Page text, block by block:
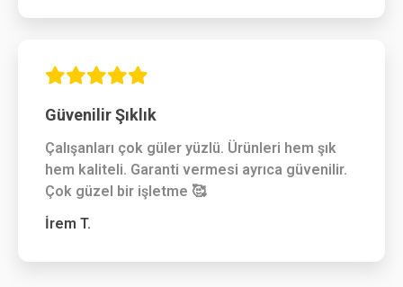
Güvenilir Şıklık
Çalışanları çok güler yüzlü. Ürünleri hem şık
hem kaliteli. Garanti vermesi ayrıca güvenilir.
Çok güzel bir işletme 🥰
İrem T.